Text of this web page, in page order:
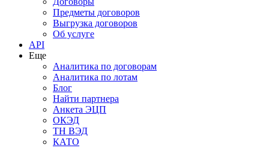
Предметы договоров
Выгрузка договоров
Об услуге
API
Еще
Аналитика по договорам
Аналитика по лотам
Блог
Найти партнера
Анкета ЭЦП
ОКЭД
ТН ВЭД
КАТО